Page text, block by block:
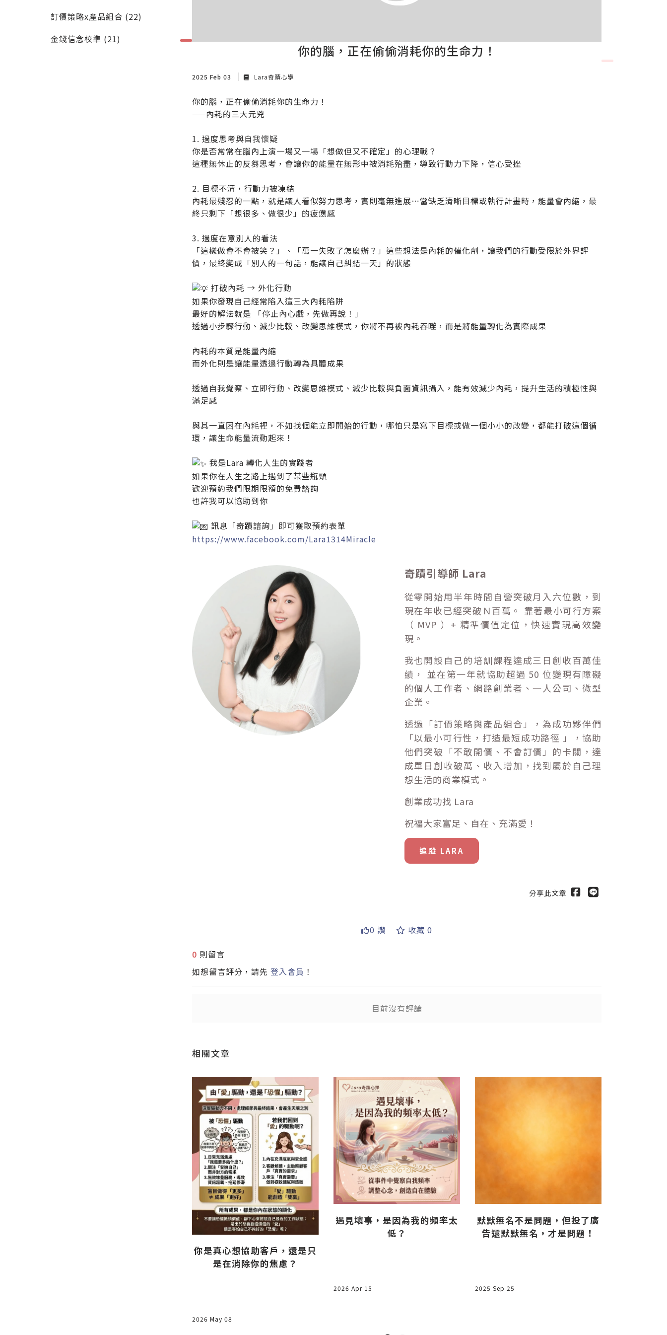
訂價策略x產品組合 (22)
金錢信念校準 (21)
你的腦，正在偷偷消耗你的生命力！
2025 Feb 03 Lara奇蹟心學
你的腦，正在偷偷消耗你的生命力！
——內耗的三大元兇
1. 過度思考與自我懷疑
你是否常常在腦內上演一場又一場「想做但又不確定」的心理戰？
這種無休止的反芻思考，會讓你的能量在無形中被消耗殆盡，導致行動力下降，信心受挫
2. 目標不清，行動力被凍結
內耗最殘忍的一點，就是讓人看似努力思考，實則毫無進展⋯當缺乏清晰目標或執行計畫時，能量會內縮，最
終只剩下「想很多、做很少」的疲憊感
3. 過度在意別人的看法
「這樣做會不會被笑？」、「萬一失敗了怎麼辦？」這些想法是內耗的催化劑，讓我們的行動受限於外界評
價，最終變成「別人的一句話，能讓自己糾結一天」的狀態
打破內耗 → 外化行動
如果你發現自己經常陷入這三大內耗陷阱
最好的解法就是 「停止內心戲，先做再說！」
透過小步驟行動、減少比較、改變思維模式，你將不再被內耗吞噬，而是將能量轉化為實際成果
內耗的本質是能量內縮
而外化則是讓能量透過行動轉為具體成果
透過自我覺察、立即行動、改變思維模式、減少比較與負面資訊攝入，能有效減少內耗，提升生活的積極性與
滿足感
與其一直困在內耗裡，不如找個能立即開始的行動，哪怕只是寫下目標或做一個小小的改變，都能打破這個循
環，讓生命能量流動起來！
我是Lara 轉化人生的實踐者
如果你在人生之路上遇到了某些瓶頸
歡迎預約我們限期限額的免費諮詢
也許我可以協助到你
訊息「奇蹟諮詢」即可獲取預約表單
https://www.facebook.com/Lara1314Miracle
奇蹟引導師 Lara
從零開始用半年時間自營突破月入六位數，到
現在年收已經突破Ｎ百萬。 靠著最小可行方案
（ MVP ）+ 精準價值定位，快速實現高效變
現。
我也開設自己的培訓課程達成三日創收百萬佳
績， 並在第一年就協助超過 50 位變現有障礙
的個人工作者、網路創業者、一人公司、微型
企業。
透過「訂價策略與產品組合」，為成功夥伴們
「以最小可行性，打造最短成功路徑 」，協助
他們突破「不敢開價、不會訂價」的卡關，達
成單日創收破萬、收入增加，找到屬於自己理
想生活的商業模式。
創業成功找 Lara
祝福大家富足、自在、充滿愛！
追蹤 LARA
分享此文章
0 讚 收藏 0
0 則留言
如想留言評分，請先 登入會員 ！
目前沒有評論
相關文章
你是真心想協助客戶，還是只
是在消除你的焦慮？
2026 May 08
遇見壞事，是因為我的頻率太
低？
2026 Apr 15
默默無名不是問題，但投了廣
告還默默無名，才是問題！
2025 Sep 25